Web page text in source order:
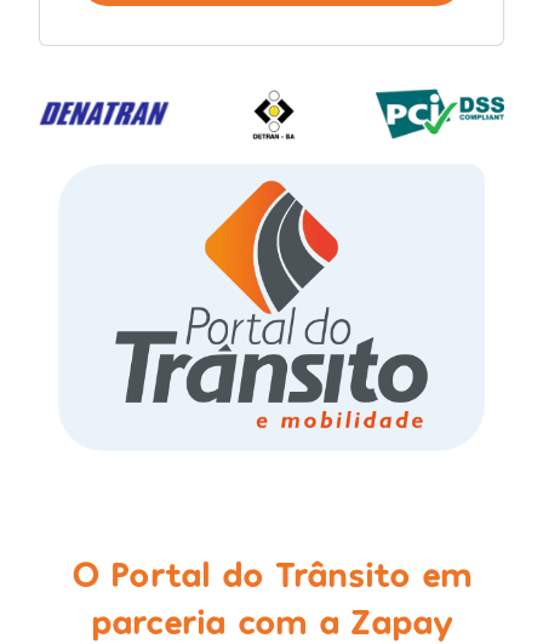
O Portal do Trânsito em
parceria com a Zapay